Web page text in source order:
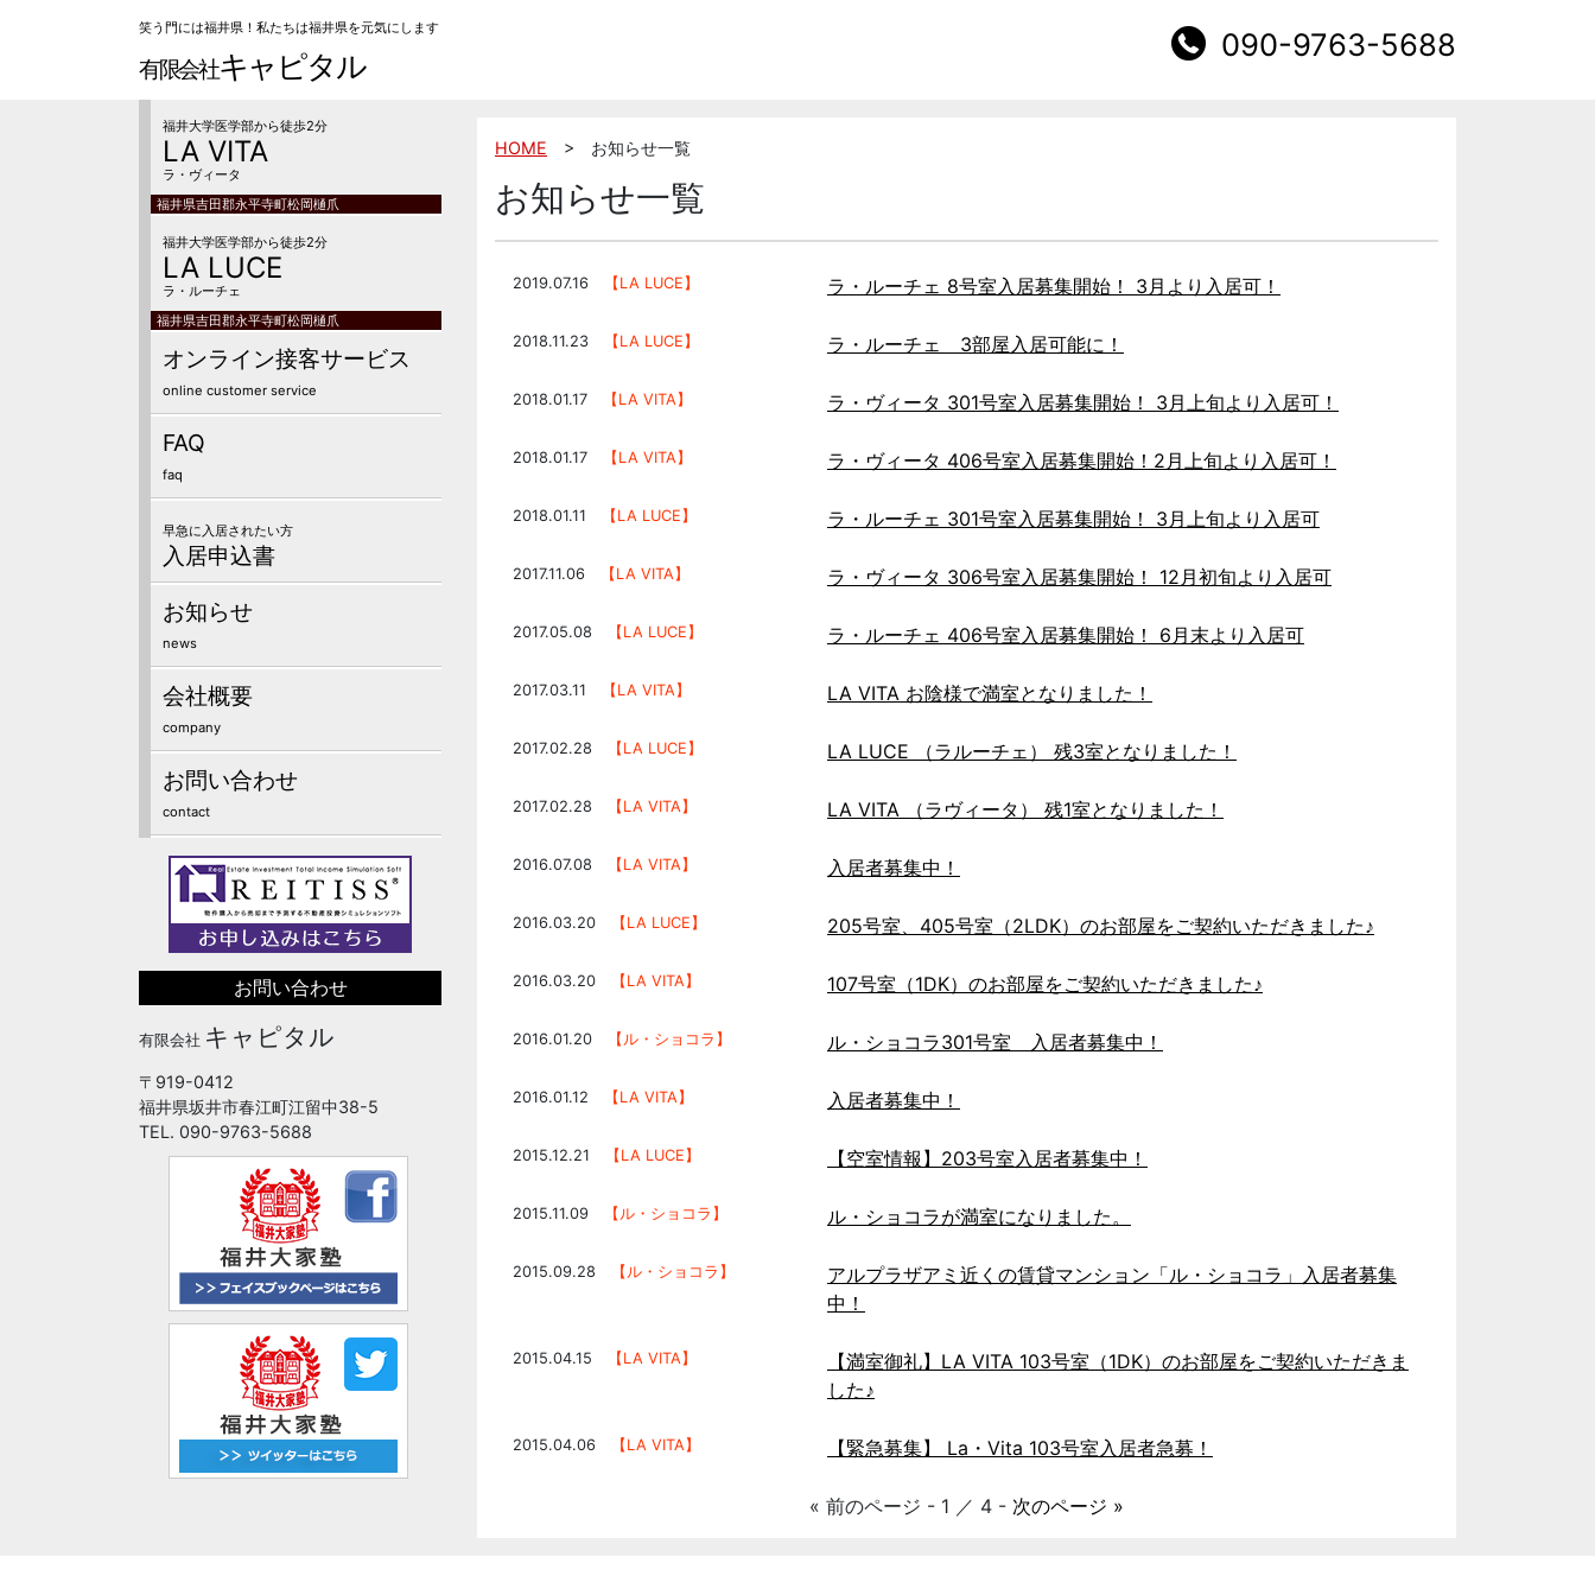
笑う門には福井県！私たちは福井県を元気にします
有限会社キャピタル
090-9763-5688
福井大学医学部から徒歩2分
LA VITA
ラ・ヴィータ
福井県吉田郡永平寺町松岡樋爪
福井大学医学部から徒歩2分
LA LUCE
ラ・ルーチェ
福井県吉田郡永平寺町松岡樋爪
オンライン接客サービス
online customer service
FAQ
faq
早急に入居されたい方
入居申込書
お知らせ
news
会社概要
company
お問い合わせ
contact
お問い合わせ
有限会社 キャピタル
〒919-0412
福井県坂井市春江町江留中38-5
TEL. 090-9763-5688
HOME > お知らせ一覧
お知らせ一覧
2019.07.16 【LA LUCE】 ラ・ルーチェ 8 号室入居募集開始！ 3月より入居可！
2018.11.23 【LA LUCE】 ラ・ルーチェ 3部屋入居可能に！
2018.01.17 【LA VITA】 ラ・ヴィータ 301 号室入居募集開始！ 3月上旬 より入居可！
2018.01.17 【LA VITA】 ラ・ヴィータ 406 号室入居募集開始！2月上旬より入居可！
2018.01.11 【LA LUCE】 ラ・ルーチェ 301号室入居募集開始！ 3月上旬より入居可
2017.11.06 【LA VITA】 ラ・ヴィータ 306号室入居募集開始！ 12月初旬より入居可
2017.05.08 【LA LUCE】 ラ・ルーチェ 406号室入居募集開始！ 6月末より入居可
2017.03.11 【LA VITA】 LA VITA お陰様で満室となりました！
2017.02.28 【LA LUCE】 LA LUCE （ラルーチェ） 残3室となりました！
2017.02.28 【LA VITA】 LA VITA （ラヴィータ） 残1室となりました！
2016.07.08 【LA VITA】 入居者募集中！
2016.03.20 【LA LUCE】 205号室、405号室（2LDK）のお部屋をご契約いただきました♪
2016.03.20 【LA VITA】 107号室（1DK）のお部屋をご契約いただきました♪
2016.01.20 【ル・ショコラ】 ル・ショコラ301号室 入居者募集中！
2016.01.12 【LA VITA】 入居者募集中！
2015.12.21 【LA LUCE】 【空室情報】203号室入居者募集中！
2015.11.09 【ル・ショコラ】 ル・ショコラが満室になりました。
2015.09.28 【ル・ショコラ】
アルプラザアミ近くの賃貸マンション「ル・ショコラ」入居者募集
中！
2015.04.15 【LA VITA】
【満室御礼】LA VITA 103号室（1DK） のお部屋をご契約いただきま
した♪
2015.04.06 【LA VITA】 【緊急募集】 La・Vita 103号室入居者急募！
« 前のページ - 1 ／ 4 - 次のページ »